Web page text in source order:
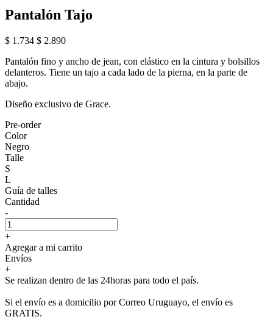
Pantalón Tajo
$ 1.734 $ 2.890
Pantalón fino y ancho de jean, con elástico en la cintura y bolsillos
delanteros. Tiene un tajo a cada lado de la pierna, en la parte de
abajo.
Diseño exclusivo de Grace.
Pre-order
Color
Negro
Talle
S
L
Guía de talles
Cantidad
-
+
Agregar a mi carrito
Envíos
+
Se realizan dentro de las 24horas para todo el país.
Si el envío es a domicilio por Correo Uruguayo, el envío es
GRATIS.